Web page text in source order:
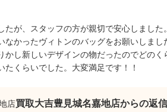
たが、スタッフの方が親切で安心しました。
なかったヴィトンのバッグをお願いしまし
かし新しいデザインの物だったのでどの
たくらいでした。大変満足です！！
買取大吉豊見城名嘉地店からの返信